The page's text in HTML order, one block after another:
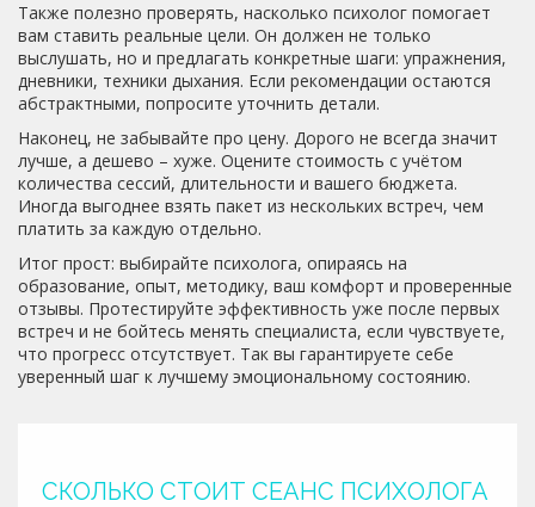
Также полезно проверять, насколько психолог помогает
вам ставить реальные цели. Он должен не только
выслушать, но и предлагать конкретные шаги: упражнения,
дневники, техники дыхания. Если рекомендации остаются
абстрактными, попросите уточнить детали.
Наконец, не забывайте про цену. Дорого не всегда значит
лучше, а дешево – хуже. Оцените стоимость с учётом
количества сессий, длительности и вашего бюджета.
Иногда выгоднее взять пакет из нескольких встреч, чем
платить за каждую отдельно.
Итог прост: выбирайте психолога, опираясь на
образование, опыт, методику, ваш комфорт и проверенные
отзывы. Протестируйте эффективность уже после первых
встреч и не бойтесь менять специалиста, если чувствуете,
что прогресс отсутствует. Так вы гарантируете себе
уверенный шаг к лучшему эмоциональному состоянию.
СКОЛЬКО СТОИТ СЕАНС ПСИХОЛОГА